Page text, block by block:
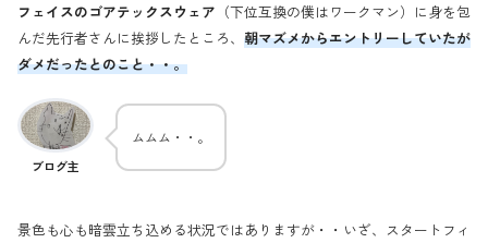
フェイスのゴアテックスウェア （下位互換の僕はワークマン）に身を包
んだ先行者さんに挨拶したところ、 朝マズメからエントリーしていたが
ダメだったとのこと・・。
ブログ主
ムムム・・。
景色も心も暗雲立ち込める状況ではありますが・・いざ、スタートフィ